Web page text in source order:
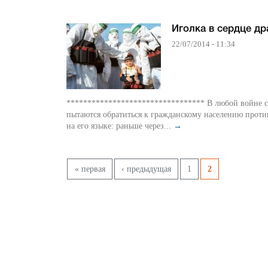
Иголка в сердце
22/07/2014 - 11:34
********************************* В любой войне
пытаются обратиться к гражданскому населению
на его языке: раньше через... →
Pages
« первая ‹ предыдущая 1 2